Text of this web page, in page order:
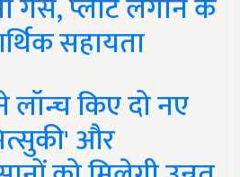
सहायता
किए दो नए
और